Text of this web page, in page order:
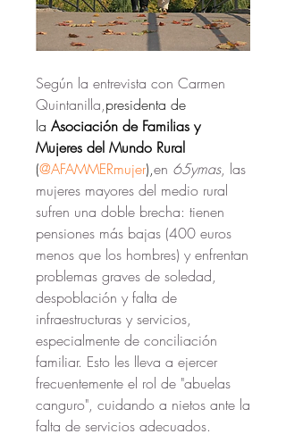
Según la entrevista con Carmen
Quintanilla,presidenta de
la Asociación de Familias y
(@AFAMMERmujer),en 65ymas, las
mujeres mayores del medio rural
sufren una doble brecha: tienen
pensiones más bajas (400 euros
menos que los hombres) y enfrentan
problemas graves de soledad,
despoblación y falta de
infraestructuras y servicios,
especialmente de conciliación
familiar. Esto les lleva a ejercer
frecuentemente el rol de "abuelas
canguro", cuidando a nietos ante la
falta de servicios adecuados.